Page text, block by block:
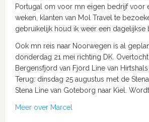
Portugal om voor mn eigen bedrijf voor
weken, klanten van Mol Travel te
gebruikelijk houd ik weer een dagelijkse
Ook mn reis naar Noorwegen is al
donderdag 21 mei richting DK.
Bergensfjord van Fjord Line van Hirtshals
Terug: dinsdag 25 augustus met de
Stena Line van Goteborg naar Kiel.
Meer over Marcel